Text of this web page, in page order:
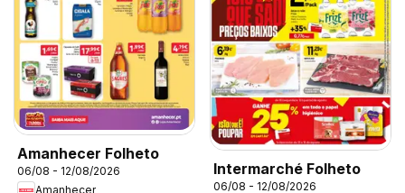
Amanhecer Folheto
06/08 - 12/08/2026
Amanhecer
Intermarché Folheto
06/08 - 12/08/2026